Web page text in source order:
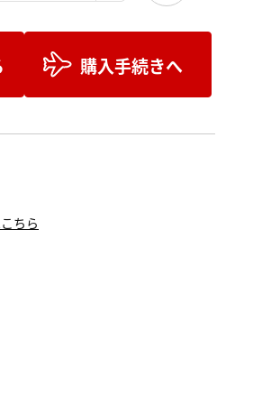
購入手続きへ
ちら